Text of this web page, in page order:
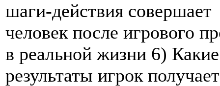
шаги-действия совершает
человек после игрового
в реальной жизни 6) Какие
результаты игрок